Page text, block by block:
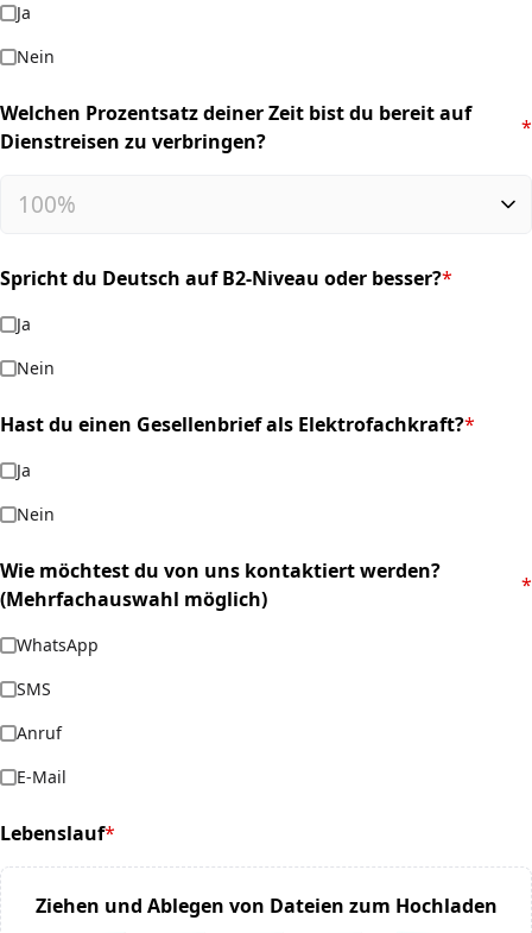
Ja
Nein
Welchen Prozentsatz deiner Zeit bist du bereit auf
Dienstreisen zu verbringen?
*
(required)
Spricht du Deutsch auf B2-Niveau oder besser?*
(required)
Ja
Nein
Hast du einen Gesellenbrief als Elektrofachkraft?*
(required)
Ja
Nein
Wie möchtest du von uns kontaktiert werden?
(Mehrfachauswahl möglich)
*
(required)
WhatsApp
SMS
Anruf
E-Mail
Lebenslauf*
(required)
Ziehen und Ablegen von Dateien zum Hochladen